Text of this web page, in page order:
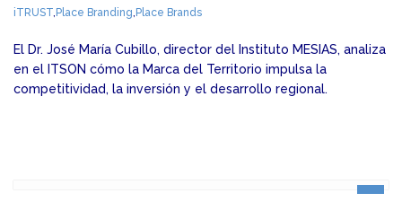
iTRUST, Place Branding, Place Brands
El Dr. José María Cubillo, director del Instituto MESIAS, analiza
en el ITSON cómo la Marca del Territorio impulsa la
competitividad, la inversión y el desarrollo regional.